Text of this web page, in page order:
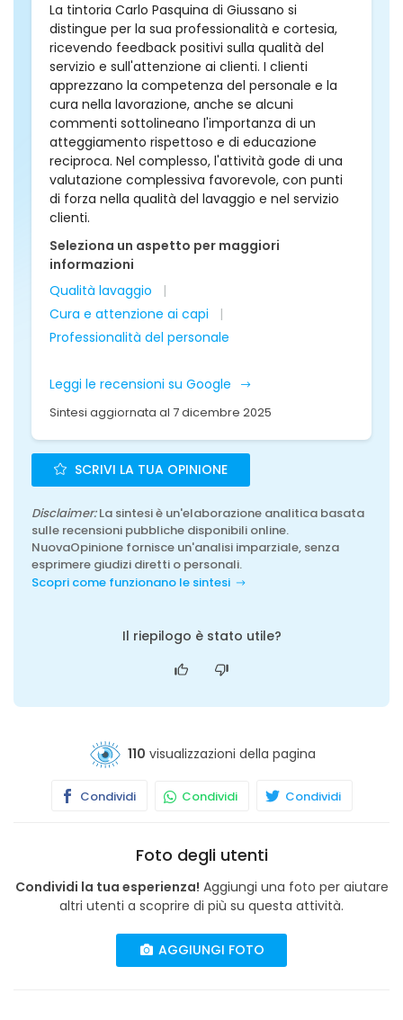
La tintoria Carlo Pasquina di Giussano si
distingue per la sua professionalità e cortesia,
ricevendo feedback positivi sulla qualità del
servizio e sull'attenzione ai clienti. I clienti
apprezzano la competenza del personale e la
cura nella lavorazione, anche se alcuni
commenti sottolineano l'importanza di un
atteggiamento rispettoso e di educazione
reciproca. Nel complesso, l'attività gode di una
valutazione complessiva favorevole, con punti
di forza nella qualità del lavaggio e nel servizio
clienti.
Seleziona un aspetto per maggiori
informazioni
Qualità lavaggio
Cura e attenzione ai capi
Professionalità del personale
Leggi le recensioni su Google
Sintesi aggiornata al 7 dicembre 2025
SCRIVI LA TUA OPINIONE
Disclaimer:La sintesi è un'elaborazione analitica basata
sulle recensioni pubbliche disponibili online.
NuovaOpinione fornisce un'analisi imparziale, senza
esprimere giudizi diretti o personali.
Scopri come funzionano le sintesi
Il riepilogo è stato utile?
110 visualizzazioni della pagina
Condividi Condividi Condividi
Foto degli utenti
Condividi la tua esperienza! Aggiungi una foto per aiutare
altri utenti a scoprire di più su questa attività.
AGGIUNGI FOTO